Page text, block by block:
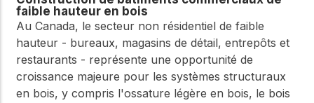
construction en bois et
la durabilité.
faible hauteur en bois
Au Canada, le secteur non résidentiel de faible
hauteur - bureaux, magasins de détail, entrepôts et
restaurants - représente une opportunité de
croissance majeure pour les systèmes structuraux
en bois, y compris l'ossature légère en bois, le bois